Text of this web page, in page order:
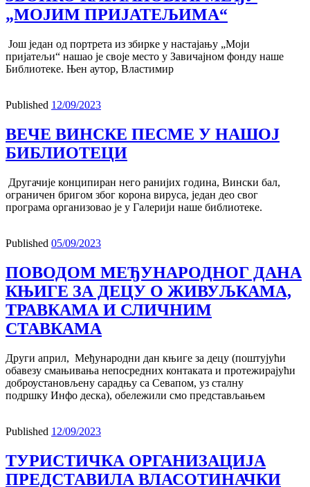
„МОЈИМ ПРИЈАТЕЉИМА“
Још један од портрета из збирке у настајању „Моји
пријатељи“ нашао је своје место у Завичајном фонду наше
Библиотеке. Њен аутор, Властимир
Published 12/09/2023
ВЕЧЕ ВИНСКЕ ПЕСМЕ У НАШОЈ
БИБЛИОТЕЦИ
Другачије конципиран него ранијих година, Вински бал,
ограничен бригом због корона вируса, један део свог
програма организовао је у Галерији наше библиотеке.
Published 05/09/2023
ПОВОДОМ МЕЂУНАРОДНОГ ДАНА
КЊИГЕ ЗА ДЕЦУ О ЖИВУЉКАМА,
ТРАВКАМА И СЛИЧНИМ
СТАВКАМА
Други април, Међународни дан књиге за децу (поштујући
обавезу смањивања непосредних контаката и протежирајући
доброустановљену сарадњу са Севапом, уз сталну
подршку Инфо деска), обележили смо представљањем
Published 12/09/2023
ТУРИСТИЧКА ОРГАНИЗАЦИЈА
ПРЕДСТАВИЛА ВЛАСОТИНАЧКИ